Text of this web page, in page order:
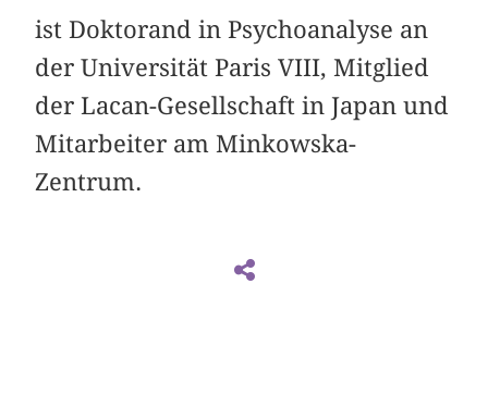
ist Doktorand in Psychoanalyse an
der Universität Paris VIII, Mitglied
der Lacan-Gesellschaft in Japan und
Mitarbeiter am Minkowska-
Zentrum.